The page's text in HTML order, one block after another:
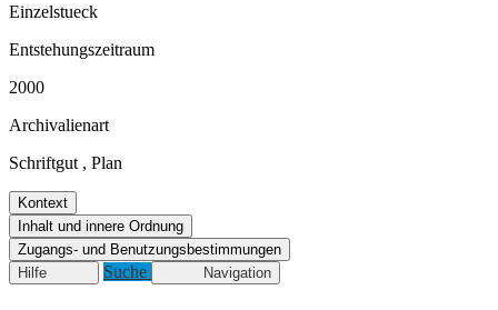
Einzelstueck
Entstehungszeitraum
2000
Archivalienart
Schriftgut , Plan
Kontext
Inhalt und innere Ordnung
Zugangs- und Benutzungsbestimmungen
Hilfe
Suche Navigation